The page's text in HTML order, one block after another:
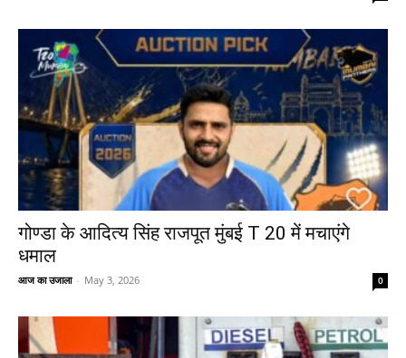
गोण्डा के आदित्य सिंह राजपूत मुंबई T 20 में मचाएंगे
धमाल
आज का उजाला - May 3, 2026 0